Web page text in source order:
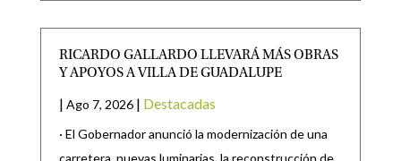
RICARDO GALLARDO LLEVARÁ MÁS OBRAS
Y APOYOS A VILLA DE GUADALUPE
| Ago 7, 2026 | Destacadas
· El Gobernador anunció la modernización de una